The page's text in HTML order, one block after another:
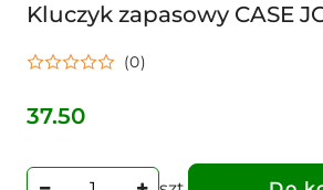
Kluczyk zapasowy CASE
FAHR FENDT RENAULT
(0)
Cena:
37.50